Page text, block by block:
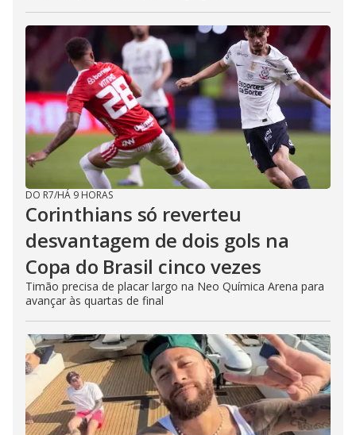
DO R7/HÁ 9 HORAS
Corinthians só reverteu
desvantagem de dois gols na
Copa do Brasil cinco vezes
Timão precisa de placar largo na Neo Química Arena para
avançar às quartas de final